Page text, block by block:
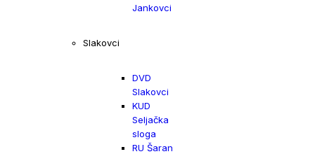
Jankovci
Slakovci
DVD
Slakovci
KUD
Seljačka
sloga
RU Šaran